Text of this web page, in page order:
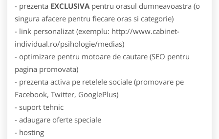
- prezenta EXCLUSIVA pentru orasul dumneavoastra (o
singura afacere pentru fiecare oras si categorie)
- link personalizat (exemplu: http://www.cabinet-
individual.ro/psihologie/medias)
- optimizare pentru motoare de cautare (SEO pentru
pagina promovata)
- prezenta activa pe retelele sociale (promovare pe
Facebook, Twitter, GooglePlus)
- suport tehnic
- adaugare oferte speciale
- hosting